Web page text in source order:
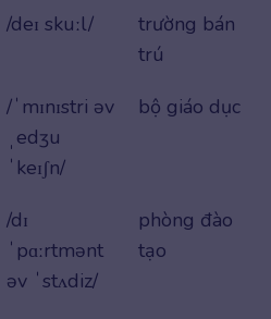
/deɪ skuːl/
trường bán
trú
/ˈmɪnɪstri əv
ˌedʒu
ˈkeɪʃn/
bộ giáo dục
/dɪ
ˈpɑːrtmənt
əv ˈstʌdiz/
phòng đào
tạo